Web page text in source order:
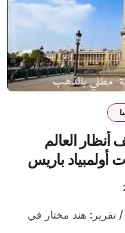
العالم
أولمبياد باريس